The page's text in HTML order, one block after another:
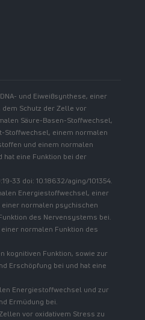
showcase/
und Eiweißsynthese, einer
Schutz der Zelle vor
Säure-Basen-Stoffwechsel,
Stoffwechsel, einem normalen
und einem normalen
eine Funktion bei der
33 doi: 10.18632/aging/101354.
Energiestoffwechsel, einer
normalen psychischen
des Nervensystems bei.
normalen Funktion des
kognitiven Funktion, sowie zur
Erschöpfung bei und hat eine
Energiestoffwechsel und zur
Ermüdung bei.
vor oxidativem Stress zu